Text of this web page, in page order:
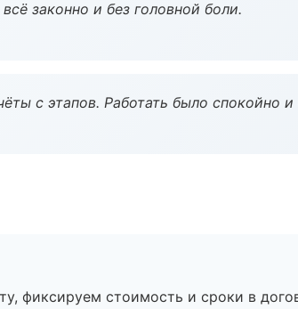
законно и без головной боли.
с этапов. Работать было спокойно и
фиксируем стоимость и сроки в